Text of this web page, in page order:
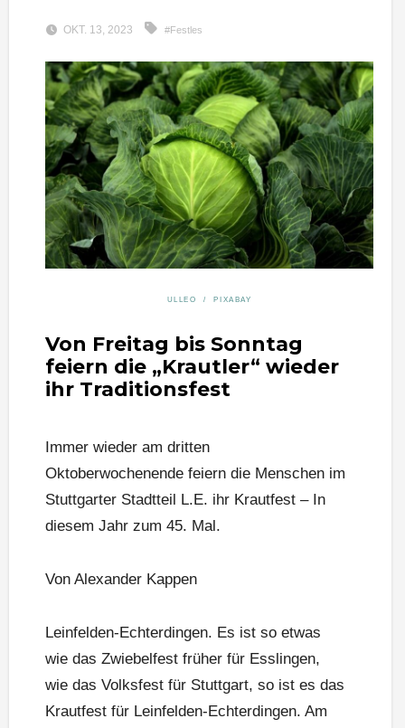
OKT. 13, 2023 #Festles
ULLEO / PIXABAY
Von Freitag bis Sonntag
feiern die „Krautler“ wieder
ihr Traditionsfest
Immer wieder am dritten
Oktoberwochenende feiern die Menschen im
Stuttgarter Stadtteil L.E. ihr Krautfest – In
diesem Jahr zum 45. Mal.
Von Alexander Kappen
Leinfelden-Echterdingen. Es ist so etwas
wie das Zwiebelfest früher für Esslingen,
wie das Volksfest für Stuttgart, so ist es das
Krautfest für Leinfelden-Echterdingen. Am